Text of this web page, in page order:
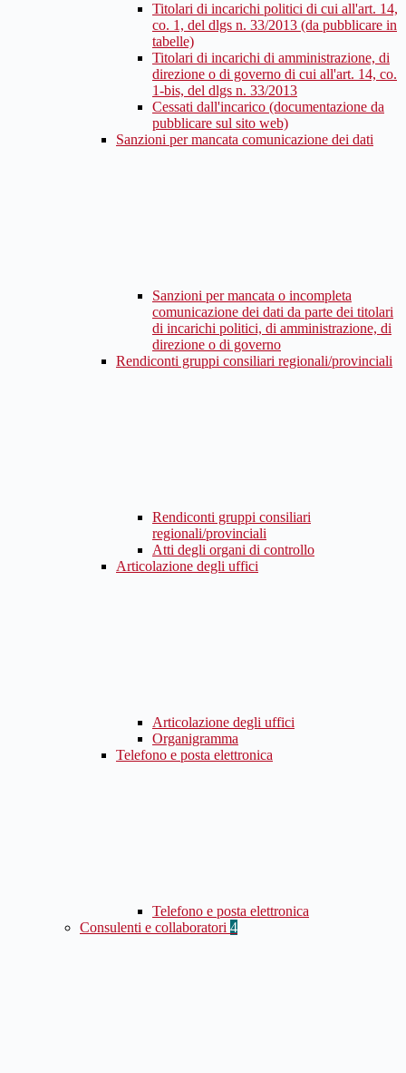
Titolari di incarichi politici di cui all'art. 14,
co. 1, del dlgs n. 33/2013 (da pubblicare in
tabelle)
Titolari di incarichi di amministrazione, di
direzione o di governo di cui all'art. 14, co.
1-bis, del dlgs n. 33/2013
Cessati dall'incarico (documentazione da
pubblicare sul sito web)
Sanzioni per mancata comunicazione dei dati
Sanzioni per mancata o incompleta
comunicazione dei dati da parte dei titolari
di incarichi politici, di amministrazione, di
direzione o di governo
Rendiconti gruppi consiliari regionali/provinciali
Rendiconti gruppi consiliari
regionali/provinciali
Atti degli organi di controllo
Articolazione degli uffici
Articolazione degli uffici
Organigramma
Telefono e posta elettronica
Telefono e posta elettronica
Consulenti e collaboratori 4